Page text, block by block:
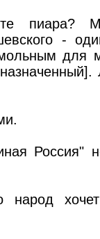
пиара?
-
для
Россия"
народ